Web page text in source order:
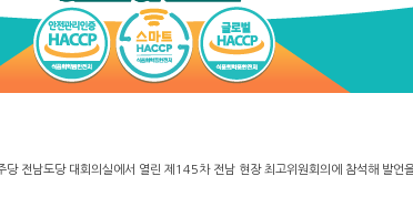
당 전남도당 대회의실에서 열린 제145차 전남 현장 최고위원회의에 참석해 발언